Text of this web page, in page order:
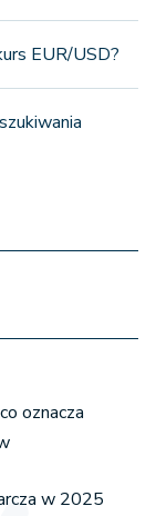
EUR/USD?
oznacza
w 2025